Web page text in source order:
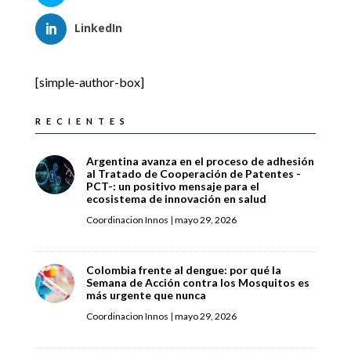
LinkedIn
[simple-author-box]
RECIENTES
Argentina avanza en el proceso de adhesión
al Tratado de Cooperación de Patentes -
PCT-: un positivo mensaje para el
ecosistema de innovación en salud
Coordinacion Innos | mayo 29, 2026
Colombia frente al dengue: por qué la
Semana de Acción contra los Mosquitos es
más urgente que nunca
Coordinacion Innos | mayo 29, 2026